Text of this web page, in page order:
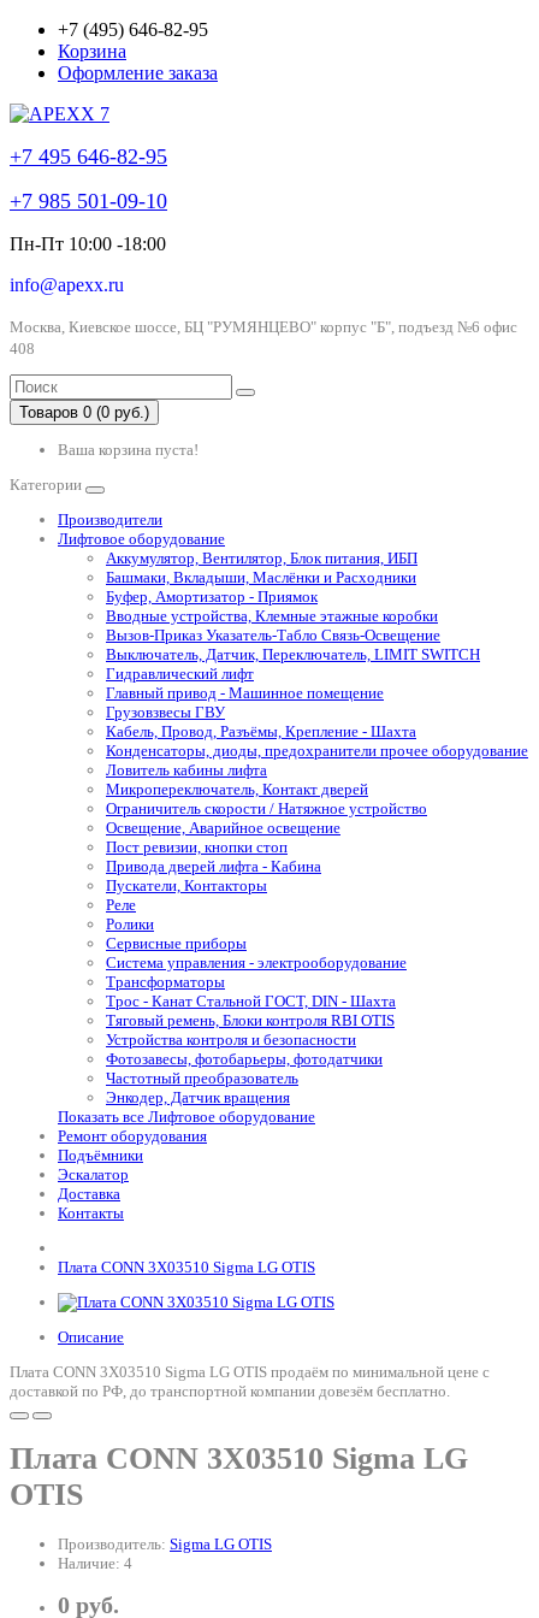
+7 (495) 646-82-95
Корзина
Оформление заказа
+7 495 646-82-95
+7 985 501-09-10
Пн-Пт 10:00 -18:00
info@apexx.ru
Москва, Киевское шоссе, БЦ "РУМЯНЦЕВО" корпус "Б", подъезд №6 офис
408
Товаров 0 (0 руб.)
Ваша корзина пуста!
Категории
Производители
Лифтовое оборудование
Аккумулятор, Вентилятор, Блок питания, ИБП
Башмаки, Вкладыши, Маслёнки и Расходники
Буфер, Амортизатор - Приямок
Вводные устройства, Клемные этажные коробки
Вызов-Приказ Указатель-Табло Связь-Освещение
Выключатель, Датчик, Переключатель, LIMIT SWITCH
Гидравлический лифт
Главный привод - Машинное помещение
Грузовзвесы ГВУ
Кабель, Провод, Разъёмы, Крепление - Шахта
Конденсаторы, диоды, предохранители прочее оборудование
Ловитель кабины лифта
Микропереключатель, Контакт дверей
Ограничитель скорости / Натяжное устройство
Освещение, Аварийное освещение
Пост ревизии, кнопки стоп
Привода дверей лифта - Кабина
Пускатели, Контакторы
Реле
Ролики
Сервисные приборы
Система управления - электрооборудование
Трансформаторы
Трос - Канат Стальной ГОСТ, DIN - Шахта
Тяговый ремень, Блоки контроля RBI OTIS
Устройства контроля и безопасности
Фотозавесы, фотобарьеры, фотодатчики
Частотный преобразователь
Энкодер, Датчик вращения
Показать все Лифтовое оборудование
Ремонт оборудования
Подъёмники
Эскалатор
Доставка
Контакты
Плата CONN 3X03510 Sigma LG OTIS
Описание
Плата CONN 3X03510 Sigma LG OTIS продаём по минимальной цене с
доставкой по РФ, до транспортной компании довезём бесплатно.
Плата CONN 3X03510 Sigma LG
OTIS
Производитель: Sigma LG OTIS
Наличие: 4
0 руб.